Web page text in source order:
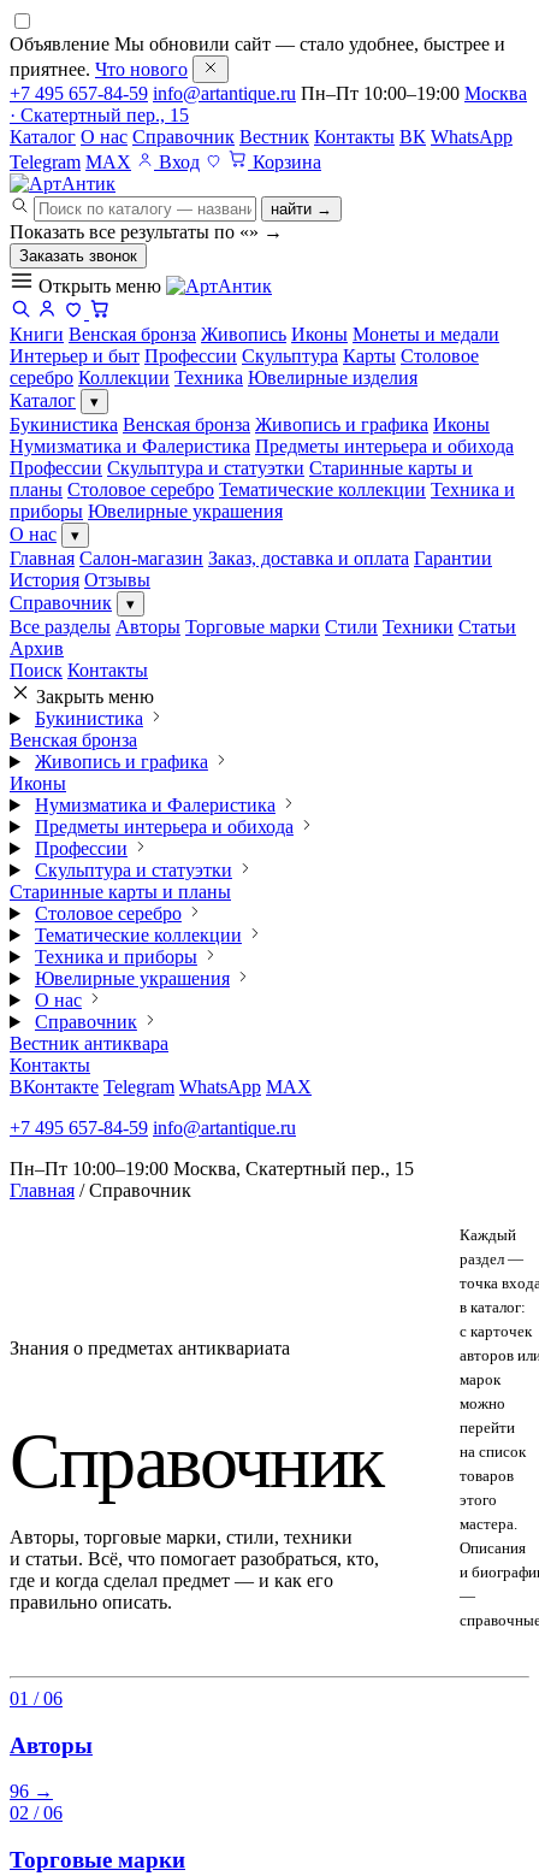
Объявление Мы обновили сайт — стало удобнее, быстрее и
приятнее. Что нового
+7 495 657-84-59 info@artantique.ru Пн–Пт 10:00–19:00 Москва
· Скатертный пер., 15
Каталог О нас Справочник Вестник Контакты ВК WhatsApp
Telegram MAX Вход Корзина
найти →
Показать все результаты по «» →
Заказать звонок
Открыть меню
Книги Венская бронза Живопись Иконы Монеты и медали
Интерьер и быт Профессии Скульптура Карты Столовое
серебро Коллекции Техника Ювелирные изделия
Каталог
▾
Букинистика Венская бронза Живопись и графика Иконы
Нумизматика и Фалеристика Предметы интерьера и обихода
Профессии Скульптура и статуэтки Старинные карты и
планы Столовое серебро Тематические коллекции Техника и
приборы Ювелирные украшения
О нас
▾
Главная Салон-магазин Заказ, доставка и оплата Гарантии
История Отзывы
Справочник
▾
Все разделы Авторы Торговые марки Стили Техники Статьи
Архив
Поиск Контакты
Закрыть меню
Букинистика
Венская бронза
Живопись и графика
Иконы
Нумизматика и Фалеристика
Предметы интерьера и обихода
Профессии
Скульптура и статуэтки
Старинные карты и планы
Столовое серебро
Тематические коллекции
Техника и приборы
Ювелирные украшения
О нас
Справочник
Вестник антиквара
Контакты
ВКонтакте Telegram WhatsApp MAX
+7 495 657-84-59 info@artantique.ru
Пн–Пт 10:00–19:00 Москва, Скатертный пер., 15
Главная / Справочник
Знания о предметах антиквариата
Справочник
Авторы, торговые марки, стили, техники
и статьи. Всё, что помогает разобраться, кто,
где и когда сделал предмет — и как его
правильно описать.
Каждый
раздел —
точка
в каталог:
с карточек
авторов
марок
можно
перейти
на список
товаров
этого
мастера.
Описания
и
—
01 / 06
Авторы
96 →
02 / 06
Торговые марки